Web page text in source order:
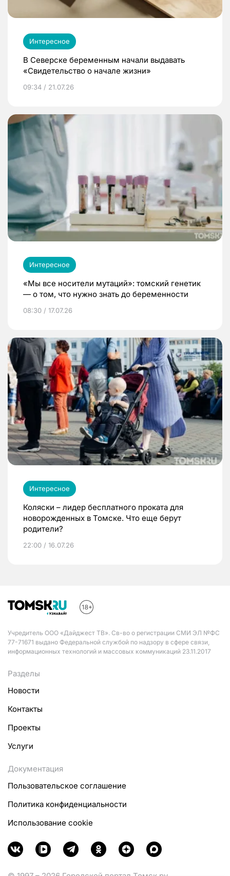
Интересное
В Северске беременным начали выдавать
«Свидетельство о начале жизни»
09:34 / 21.07.26
Интересное
«Мы все носители мутаций»: томский генетик
— о том, что нужно знать до беременности
08:30 / 17.07.26
Интересное
Коляски – лидер бесплатного проката для
новорожденных в Томске. Что еще берут
родители?
22:00 / 16.07.26
Учредитель ООО «Дайджест ТВ». Св-во о регистрации СМИ ЭЛ №ФС
77-71671 выдано Федеральной службой по надзору в сфере связи,
информационных технологий и массовых коммуникаций 23.11.2017
Разделы
Новости
Контакты
Проекты
Услуги
Документация
Пользовательское соглашение
Политика конфиденциальности
Использование cookie